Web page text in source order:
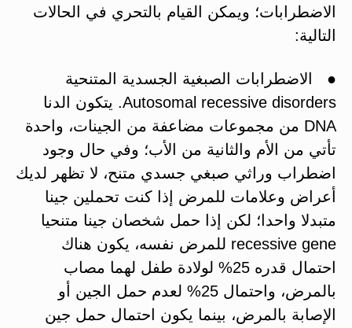
الاضطرابات؛ ويمكن القيام بالتحري في الحالات
التالية:
● الاضطرابات الصبغية الجسدية المتنحية
Autosomal recessive disorders. يتكون الدنا
DNA من مجموعات مضاعفة من الجينات، واحدة
تأتي من الأم والثانية من الأب؛ وفي حال وجود
اضطراب وراثي صبغي جسدي متنح، لا تظهر لديك
أعراض وعلامات للمرض إذا كنت تحملين جينا
متبدلا واحدا؛ لكن إذا حمل شخصان جينا متنحيا
recessive gene للمرض نفسه، يكون هناك
احتمال قدره 25% لولادة طفل لهما مصاب
بالمرض، واحتمال 25% لعدم حمل الجين أو
الإصابة بالمرض، بينما يكون احتمال حمل جين